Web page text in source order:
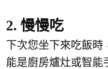
2. 慢慢吃
下次您坐下來吃飯時
能是廚房爐灶或智能